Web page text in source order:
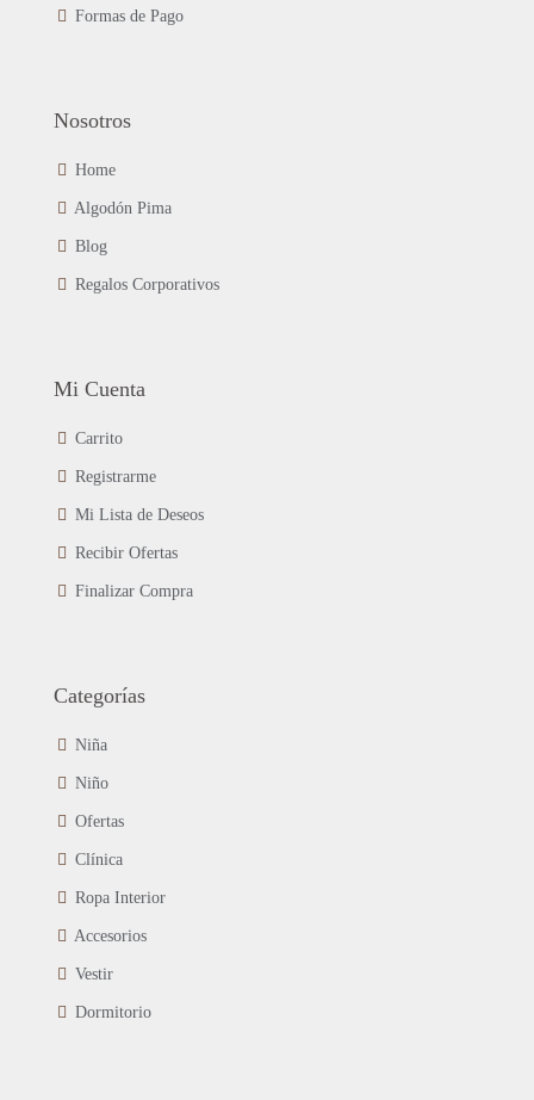
producto
Formas de Pago
Nosotros
Home
Algodón Pima
Blog
Regalos Corporativos
Mi Cuenta
Carrito
Registrarme
Mi Lista de Deseos
Recibir Ofertas
Finalizar Compra
Categorías
Niña
Niño
Ofertas
Clínica
Ropa Interior
Accesorios
Vestir
Dormitorio